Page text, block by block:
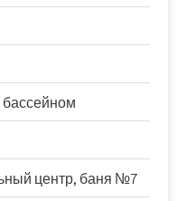
бассейном
центр, баня №7